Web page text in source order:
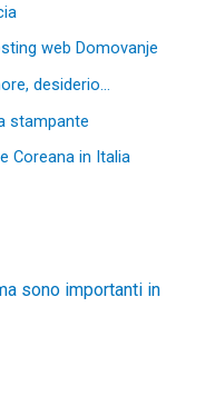
web Domovanje
desiderio…
stampante
Coreana in Italia
sono importanti in